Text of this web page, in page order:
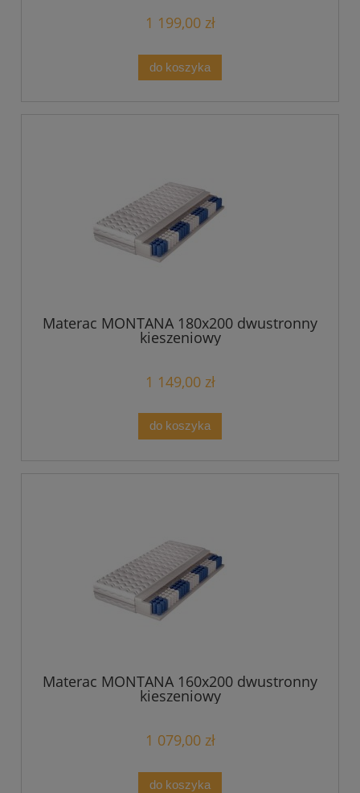
1 199,00 zł
do koszyka
Materac MONTANA 180x200 dwustronny
kieszeniowy
1 149,00 zł
do koszyka
Materac MONTANA 160x200 dwustronny
kieszeniowy
1 079,00 zł
do koszyka